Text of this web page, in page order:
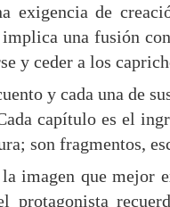
exigencia de
una fusión
y ceder a los
y cada una de
capítulo es el
son fragmentos,
imagen que mejor
protagonista